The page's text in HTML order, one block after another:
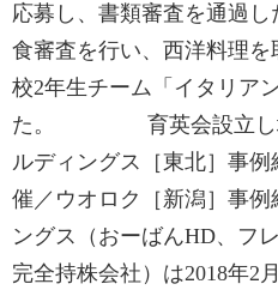
応募し、書類審査を通過
食審査を行い、西洋料理
校2年生チーム「イタリア
た。 育英会設立し地
ルディングス［東北］事
催／ウオロク［新潟］事
ングス（おーばんHD、フ
完全持株会社）は2018年2